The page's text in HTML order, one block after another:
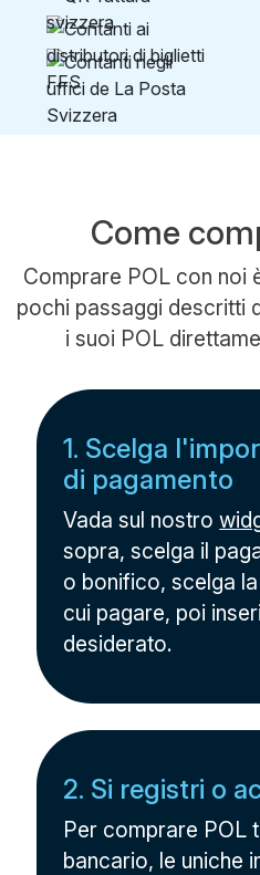
Come
Comprare POL con noi
pochi passaggi descritti
i suoi POL
1. Scelga
di pagamento
Vada sul nostro
sopra, scelga il
o bonifico, scelga
cui pagare, poi
desiderato.
2. Si registri o
Per comprare POL
bancario, le uniche